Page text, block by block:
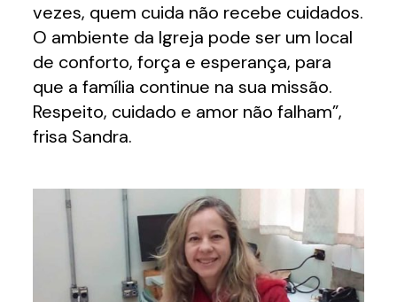
vezes, quem cuida não recebe cuidados.
O ambiente da Igreja pode ser um local
de conforto, força e esperança, para
que a família continue na sua missão.
Respeito, cuidado e amor não falham”,
frisa Sandra.